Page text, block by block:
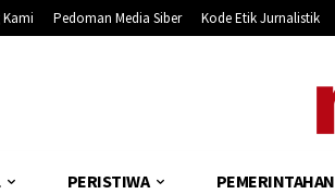
Pedoman Media Siber Kode Etik Jurnalistik
PERISTIWA PEMERINTAHAN